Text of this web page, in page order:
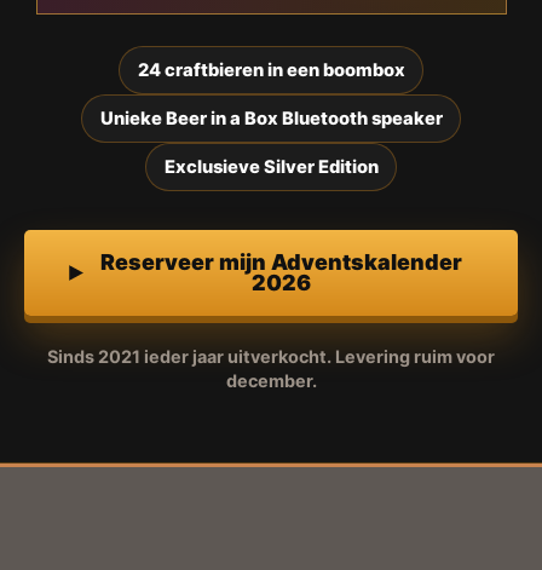
24 craftbieren in een boombox
Unieke Beer in a Box Bluetooth speaker
Exclusieve Silver Edition
Reserveer mijn Adventskalender
2026
Sinds 2021 ieder jaar uitverkocht. Levering ruim voor
december.